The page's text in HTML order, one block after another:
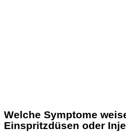
Welche Symptome
Einspritzdüsen oder